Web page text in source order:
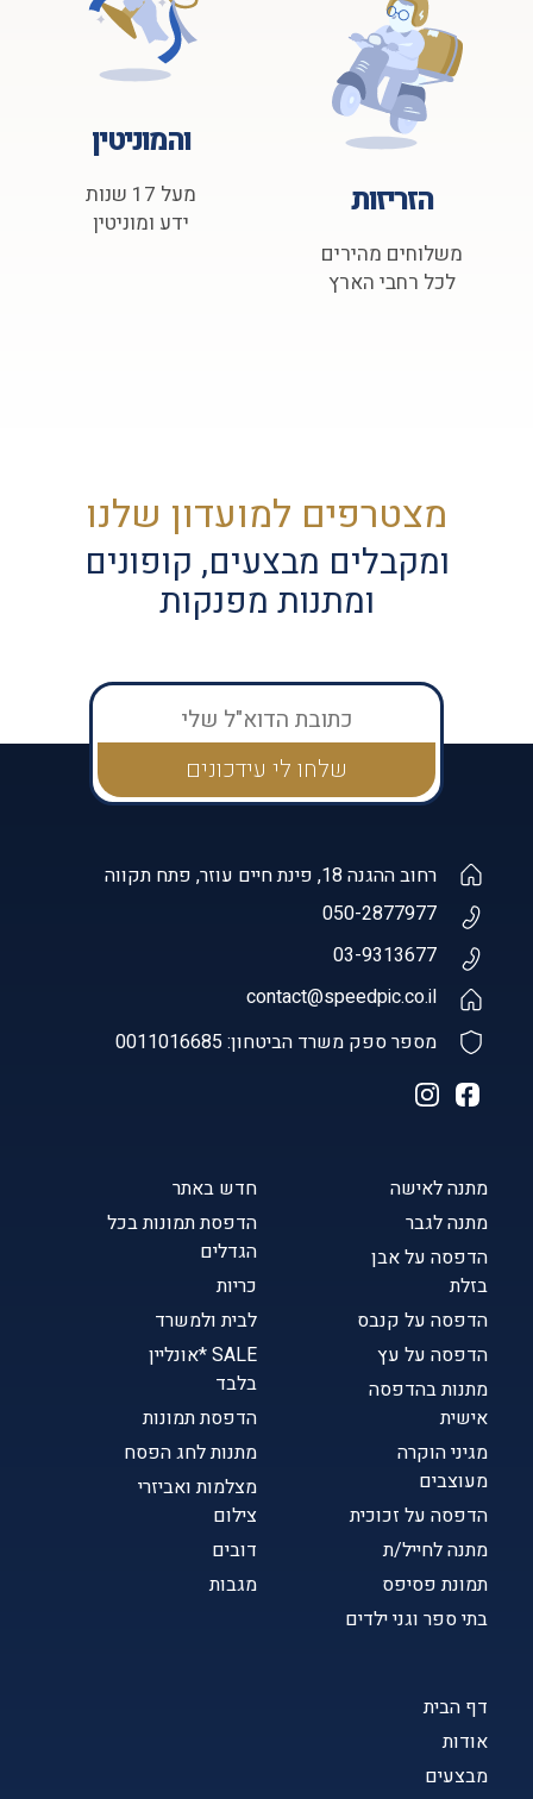
הזריזות
משלוחים מהירים
לכל רחבי הארץ
והמוניטין
מעל 17 שנות
ידע ומוניטין
מצטרפים למועדון שלנו
ומקבלים מבצעים, קופונים
ומתנות מפנקות
דף הבית
אודות
מבצעים
מתנה לאישה
מתנה לגבר
הדפסה על אבן
בזלת
הדפסה על קנבס
הדפסה על עץ
מתנות בהדפסה
אישית
מגיני הוקרה
מעוצבים
הדפסה על זכוכית
מתנה לחייל/ת
תמונת פסיפס
בתי ספר וגני ילדים
חדש באתר
הדפסת תמונות בכל
הגדלים
כריות
לבית ולמשרד
SALE *אונליין
בלבד
הדפסת תמונות
מתנות לחג הפסח
מצלמות ואביזרי
צילום
דובים
מגבות
רחוב ההגנה 18, פינת חיים עוזר, פתח תקווה
050-2877977
03-9313677
contact@speedpic.co.il
מספר ספק משרד הביטחון: 0011016685